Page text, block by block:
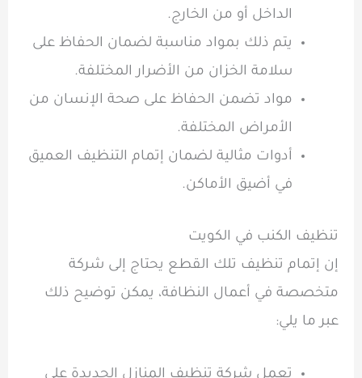
الداخل أو من الخارج.
يتم ذلك بمواد مناسبة لضمان الحفاظ على
سلامة الخزان من الأضرار المختلفة.
مواد تضمن الحفاظ على صحة الإنسان من
الأمراض المختلفة.
أدوات مثالية لضمان إتمام التنظيف العميق
في أضيق الأماكن.
تنظيف الكنب في الكويت
إن إتمام تنظيف تلك القطع يحتاج إلى شركة
متخصصة في أعمال النظافة، يمكن توضيح ذلك
عبر ما يلي: